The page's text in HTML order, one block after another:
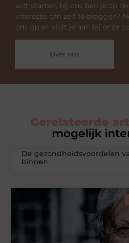
wilt starten, bij ons ben je op
interesse om zelf te bloggen?
ons op en sluit je aan bij onze
Over ons
Gerelateerde
mogelijk
De gezondheidsvoordelen
binnen